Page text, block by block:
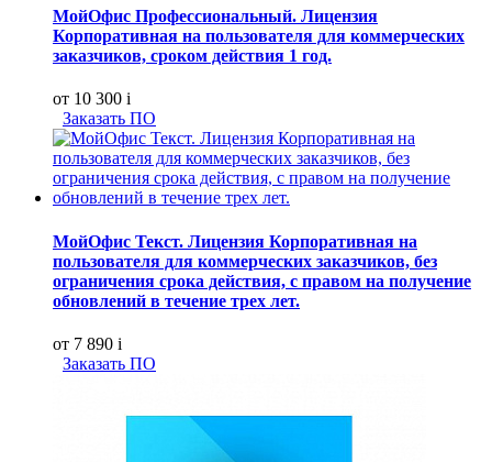
МойОфис Профессиональный. Лицензия
Корпоративная на пользователя для коммерческих
заказчиков, сроком действия 1 год.
от 10 300 i
Заказать ПО
МойОфис Текст. Лицензия Корпоративная на
пользователя для коммерческих заказчиков, без
ограничения срока действия, с правом на получение
обновлений в течение трех лет.
от 7 890 i
Заказать ПО